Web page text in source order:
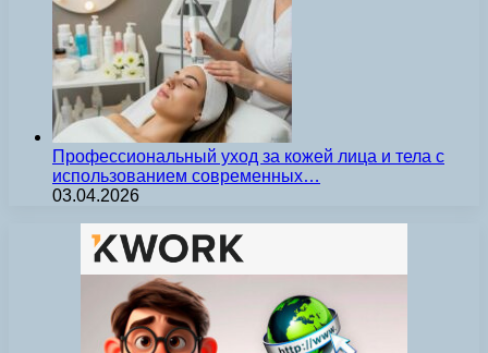
Профессиональный уход за кожей лица и тела с
использованием современных…
03.04.2026